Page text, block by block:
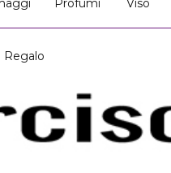
Profumi Viso
Regalo